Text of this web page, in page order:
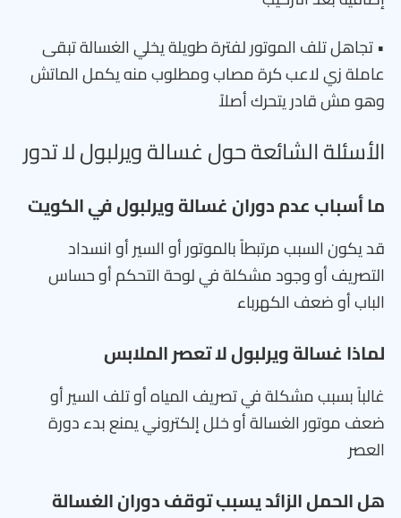
• تجاهل تلف الموتور لفترة طويلة يخلي الغسالة تبقى
عاملة زي لاعب كرة مصاب ومطلوب منه يكمل الماتش
وهو مش قادر يتحرك أصلاً
الأسئلة الشائعة حول غسالة ويرلبول لا تدور
ما أسباب عدم دوران غسالة ويرلبول في الكويت
قد يكون السبب مرتبطاً بالموتور أو السير أو انسداد
التصريف أو وجود مشكلة في لوحة التحكم أو حساس
الباب أو ضعف الكهرباء
لماذا غسالة ويرلبول لا تعصر الملابس
غالباً بسبب مشكلة في تصريف المياه أو تلف السير أو
ضعف موتور الغسالة أو خلل إلكتروني يمنع بدء دورة
العصر
هل الحمل الزائد يسبب توقف دوران الغسالة